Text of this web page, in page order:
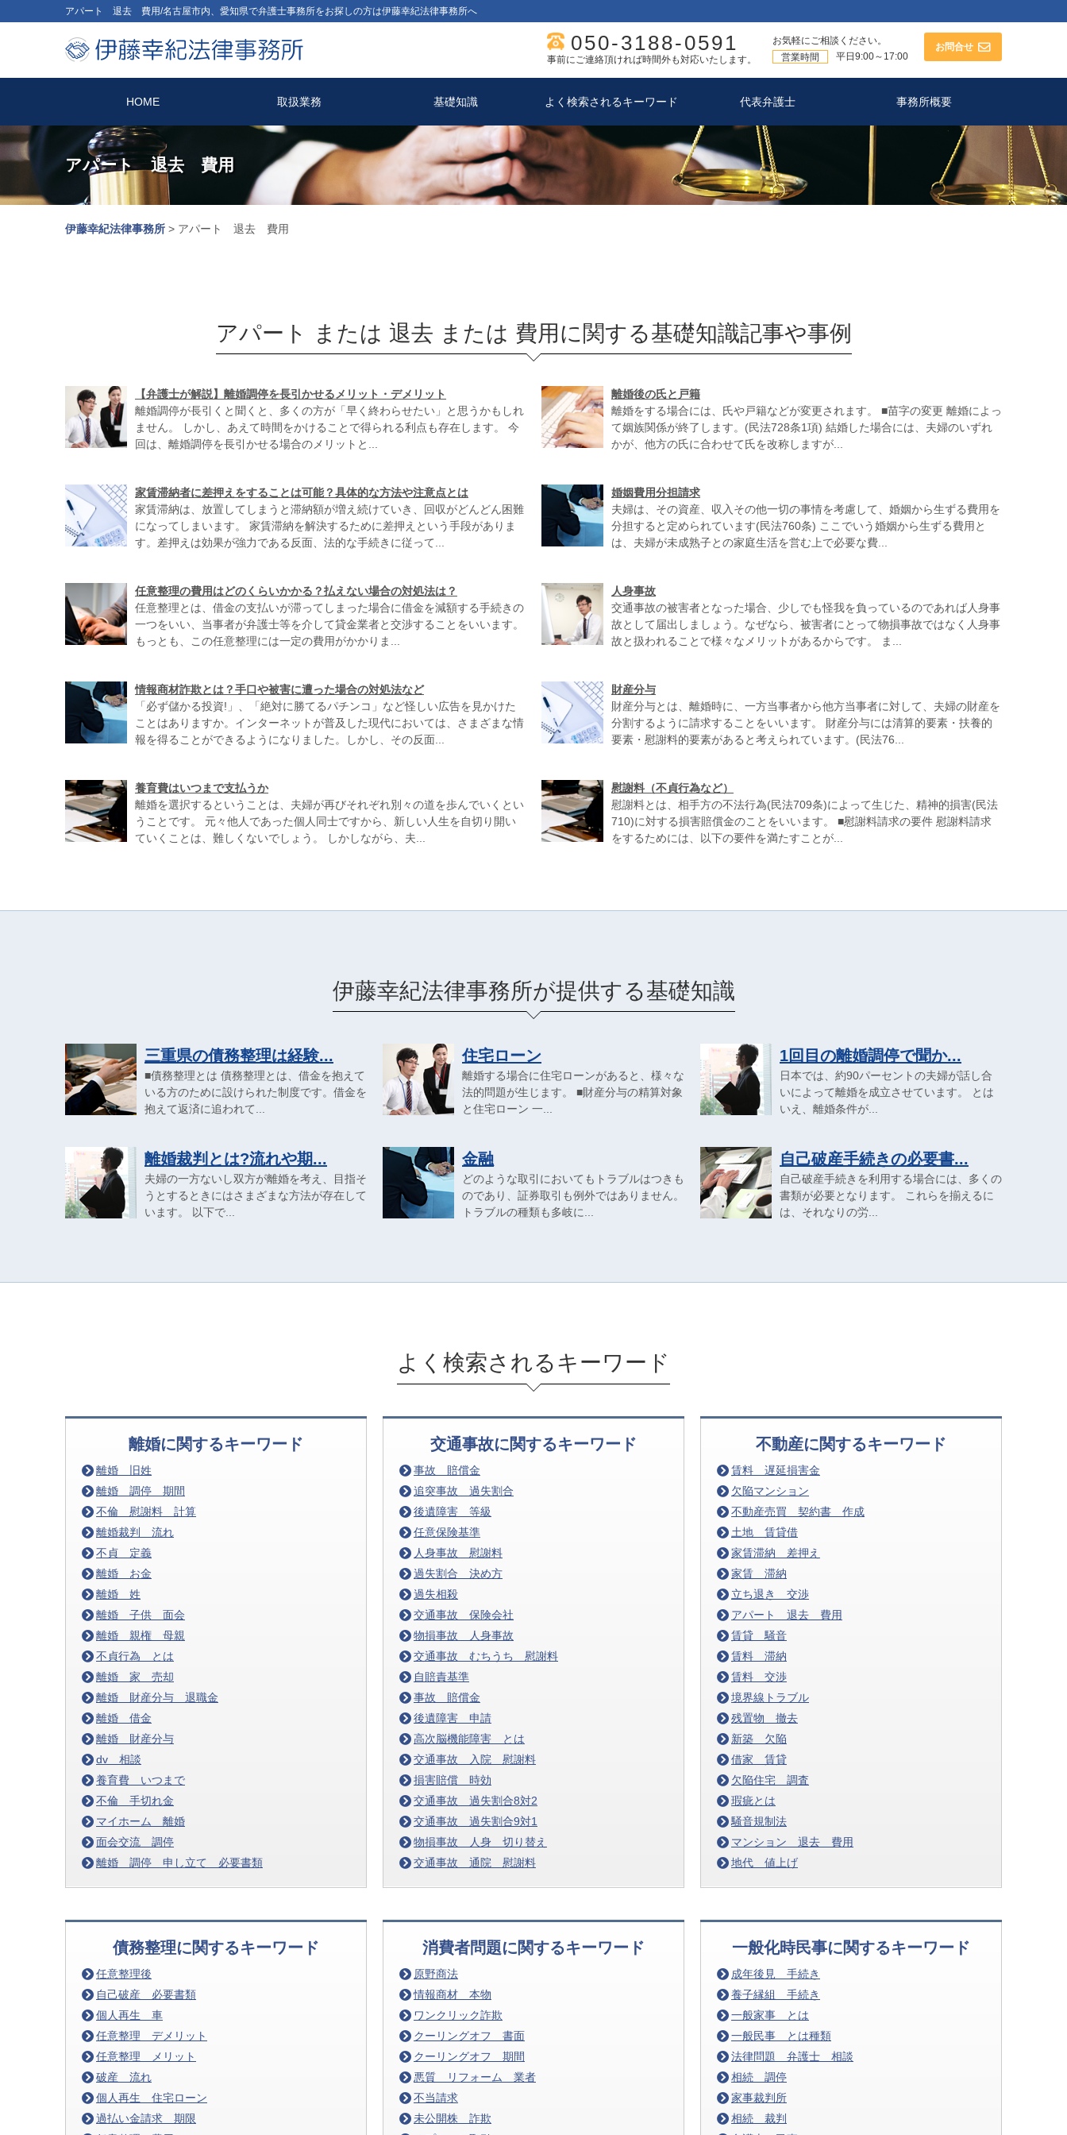
アパート 退去 費用/名古屋市内、愛知県で弁護士事務所をお探しの方は伊藤幸紀法律事務所へ
050-3188-0591
事前にご連絡頂ければ時間外も対応いたします。
お気軽にご相談ください。
営業時間
平日9:00～17:00
お問合せ
HOME 取扱業務 基礎知識 よく検索されるキーワード 代表弁護士 事務所概要
アパート 退去 費用
伊藤幸紀法律事務所 > アパート 退去 費用
アパート または 退去 または 費用に関する基礎知識記事や事例
【弁護士が解説】離婚調停を長引かせるメリット・デメリット
離婚調停が長引くと聞くと、多くの方が「早く終わらせたい」と思うかもしれ
ません。 しかし、あえて時間をかけることで得られる利点も存在します。 今
回は、離婚調停を長引かせる場合のメリットと...
離婚後の氏と戸籍
離婚をする場合には、氏や戸籍などが変更されます。 ■苗字の変更 離婚によっ
て姻族関係が終了します。(民法728条1項) 結婚した場合には、夫婦のいずれ
かが、他方の氏に合わせて氏を改称しますが...
家賃滞納者に差押えをすることは可能？具体的な方法や注意点とは
家賃滞納は、放置してしまうと滞納額が増え続けていき、回収がどんどん困難
になってしまいます。 家賃滞納を解決するために差押えという手段がありま
す。差押えは効果が強力である反面、法的な手続きに従って...
婚姻費用分担請求
夫婦は、その資産、収入その他一切の事情を考慮して、婚姻から生ずる費用を
分担すると定められています(民法760条) ここでいう婚姻から生ずる費用と
は、夫婦が未成熟子との家庭生活を営む上で必要な費...
任意整理の費用はどのくらいかかる？払えない場合の対処法は？
任意整理とは、借金の支払いが滞ってしまった場合に借金を減額する手続きの
一つをいい、当事者が弁護士等を介して貸金業者と交渉することをいいます。
もっとも、この任意整理には一定の費用がかかりま...
人身事故
交通事故の被害者となった場合、少しでも怪我を負っているのであれば人身事
故として届出しましょう。なぜなら、被害者にとって物損事故ではなく人身事
故と扱われることで様々なメリットがあるからです。 ま...
情報商材詐欺とは？手口や被害に遭った場合の対処法など
「必ず儲かる投資!」、「絶対に勝てるパチンコ」など怪しい広告を見かけた
ことはありますか。インターネットが普及した現代においては、さまざまな情
報を得ることができるようになりました。しかし、その反面...
財産分与
財産分与とは、離婚時に、一方当事者から他方当事者に対して、夫婦の財産を
分割するように請求することをいいます。 財産分与には清算的要素・扶養的
要素・慰謝料的要素があると考えられています。(民法76...
養育費はいつまで支払うか
離婚を選択するということは、夫婦が再びそれぞれ別々の道を歩んでいくとい
うことです。 元々他人であった個人同士ですから、新しい人生を自切り開い
ていくことは、難しくないでしょう。 しかしながら、夫...
慰謝料（不貞行為など）
慰謝料とは、相手方の不法行為(民法709条)によって生じた、精神的損害(民法
710)に対する損害賠償金のことをいいます。 ■慰謝料請求の要件 慰謝料請求
をするためには、以下の要件を満たすことが...
伊藤幸紀法律事務所が提供する基礎知識
三重県の債務整理は経験...
■債務整理とは 債務整理とは、借金を抱えて
いる方のために設けられた制度です。借金を
抱えて返済に追われて...
住宅ローン
離婚する場合に住宅ローンがあると、様々な
法的問題が生じます。 ■財産分与の精算対象
と住宅ローン 一...
1回目の離婚調停で聞か...
日本では、約90パーセントの夫婦が話し合
いによって離婚を成立させています。 とは
いえ、離婚条件が...
離婚裁判とは?流れや期...
夫婦の一方ないし双方が離婚を考え、目指そ
うとするときにはさまざまな方法が存在して
います。 以下で...
金融
どのような取引においてもトラブルはつきも
のであり、証券取引も例外ではありません。
トラブルの種類も多岐に...
自己破産手続きの必要書...
自己破産手続きを利用する場合には、多くの
書類が必要となります。 これらを揃えるに
は、それなりの労...
よく検索されるキーワード
離婚に関するキーワード
離婚 旧姓
離婚 調停 期間
不倫 慰謝料 計算
離婚裁判 流れ
不貞 定義
離婚 お金
離婚 姓
離婚 子供 面会
離婚 親権 母親
不貞行為 とは
離婚 家 売却
離婚 財産分与 退職金
離婚 借金
離婚 財産分与
dv 相談
養育費 いつまで
不倫 手切れ金
マイホーム 離婚
面会交流 調停
離婚 調停 申し立て 必要書類
交通事故に関するキーワード
事故 賠償金
追突事故 過失割合
後遺障害 等級
任意保険基準
人身事故 慰謝料
過失割合 決め方
過失相殺
交通事故 保険会社
物損事故 人身事故
交通事故 むちうち 慰謝料
自賠責基準
事故 賠償金
後遺障害 申請
高次脳機能障害 とは
交通事故 入院 慰謝料
損害賠償 時効
交通事故 過失割合8対2
交通事故 過失割合9対1
物損事故 人身 切り替え
交通事故 通院 慰謝料
不動産に関するキーワード
賃料 遅延損害金
欠陥マンション
不動産売買 契約書 作成
土地 賃貸借
家賃滞納 差押え
家賃 滞納
立ち退き 交渉
アパート 退去 費用
賃貸 騒音
賃料 滞納
賃料 交渉
境界線トラブル
残置物 撤去
新築 欠陥
借家 賃貸
欠陥住宅 調査
瑕疵とは
騒音規制法
マンション 退去 費用
地代 値上げ
債務整理に関するキーワード
任意整理後
自己破産 必要書類
個人再生 車
任意整理 デメリット
任意整理 メリット
破産 流れ
個人再生 住宅ローン
過払い金請求 期限
消費者問題に関するキーワード
原野商法
情報商材 本物
ワンクリック詐欺
クーリングオフ 書面
クーリングオフ 期間
悪質 リフォーム 業者
不当請求
未公開株 詐欺
一般化時民事に関するキーワード
成年後見 手続き
養子縁組 手続き
一般家事 とは
一般民事 とは種類
法律問題 弁護士 相談
相続 調停
家事裁判所
相続 裁判